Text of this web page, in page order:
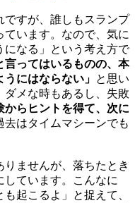
ですが、誰しもスランプ
います。なので、気に
になる」という考え方で
言ってはいるものの、本
にはならない」 と思い
ダメな時もあるし、失敗
からヒントを得て、次に
去はタイムマシーンでも
ませんが、落ちたとき
ています。こんなに
起こるよ」と捉えて、